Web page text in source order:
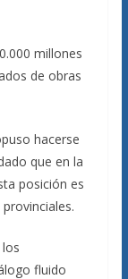
millones
de obras
hacerse
que en la
posición es
fluido